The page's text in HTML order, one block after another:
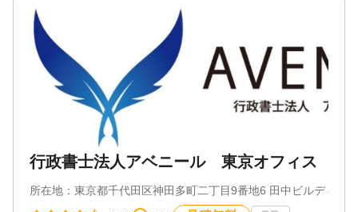
相続人調査 / 相続トラブル（弁護士相談）
対応体制
電話相談可 / 訪問可 / 土日相談可 / 初回相談無料 / 18
時以降相談可 / 事務所面談可
対応地域
東京都、千葉県、神奈川県、埼玉県、茨城県
対応業務
遺言書 / 遺産分割 / 相続財産調査 / 相続登記 / 相続放
棄 / 成年後見 / 家族信託 / 相続手続き / 銀行手続き /
戸籍収集 / 相続人調査 / 生前贈与（不動産名義変更）
対応体制
電話相談可 / 訪問可 / 女性スタッフ対応可 / 土日相談
可 / 初回相談無料 / 18時以降相談可 / オンライン面談
可 / 事務所面談可
行政書士法人アベニール 東京オフィス
所在地： 東京都千代田区神田多町二丁目9番地6 田中ビルディン